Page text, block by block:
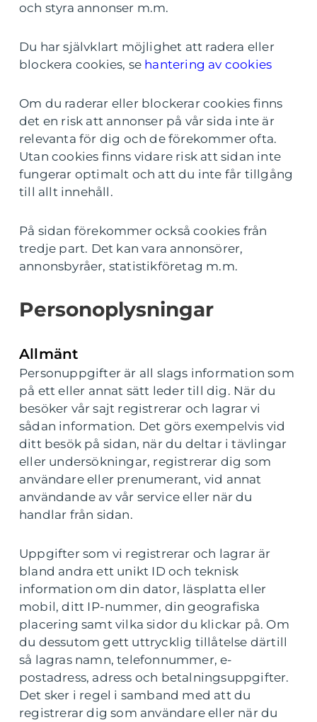
och styra annonser m.m.
Du har självklart möjlighet att radera eller
blockera cookies, se hantering av cookies
Om du raderar eller blockerar cookies finns
det en risk att annonser på vår sida inte är
relevanta för dig och de förekommer ofta.
Utan cookies finns vidare risk att sidan inte
fungerar optimalt och att du inte får tillgång
till allt innehåll.
På sidan förekommer också cookies från
tredje part. Det kan vara annonsörer,
annonsbyråer, statistikföretag m.m.
Personoplysningar
Allmänt
Personuppgifter är all slags information som
på ett eller annat sätt leder till dig. När du
besöker vår sajt registrerar och lagrar vi
sådan information. Det görs exempelvis vid
ditt besök på sidan, när du deltar i tävlingar
eller undersökningar, registrerar dig som
användare eller prenumerant, vid annat
användande av vår service eller när du
handlar från sidan.
Uppgifter som vi registrerar och lagrar är
bland andra ett unikt ID och teknisk
information om din dator, läsplatta eller
mobil, ditt IP-nummer, din geografiska
placering samt vilka sidor du klickar på. Om
du dessutom gett uttrycklig tillåtelse därtill
så lagras namn, telefonnummer, e-
postadress, adress och betalningsuppgifter.
Det sker i regel i samband med att du
registrerar dig som användare eller när du